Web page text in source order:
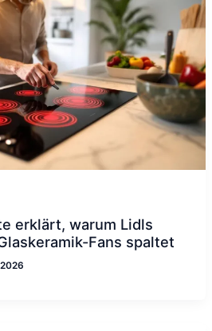
erklärt, warum Lidls
Fans spaltet